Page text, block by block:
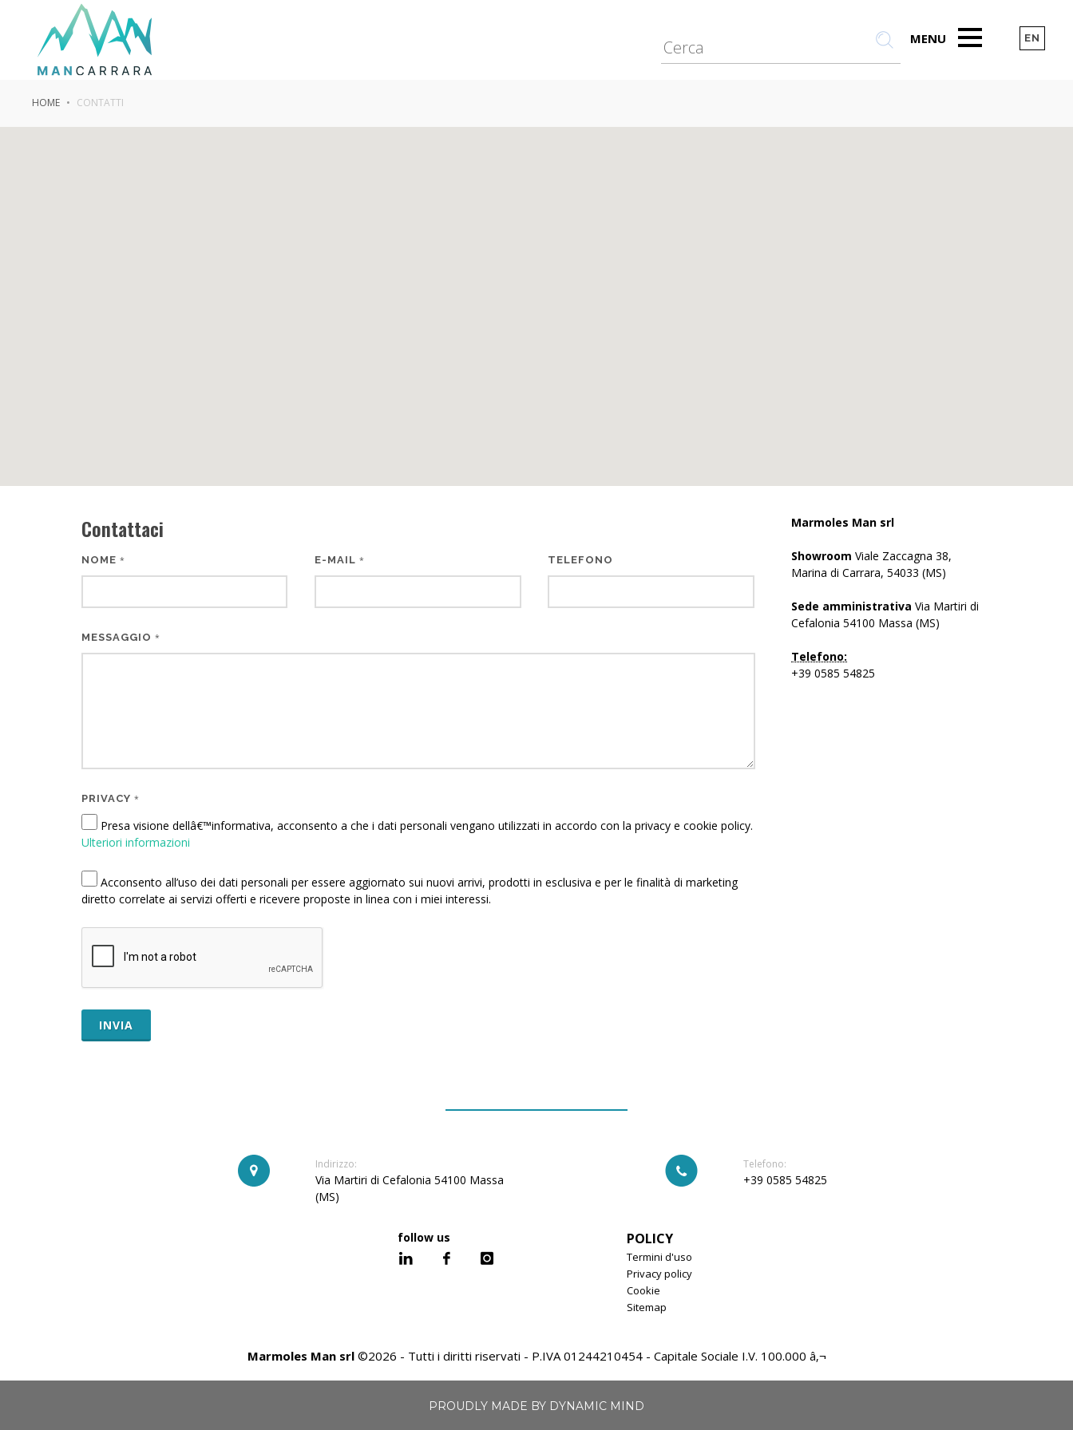
MENU EN
HOME CONTATTI
Contattaci
NOME * E-MAIL* TELEFONO
MESSAGGIO *
PRIVACY *
Presa visione dellâ€™informativa, acconsento a che i dati personali vengano utilizzati in accordo con la privacy e cookie policy.
Ulteriori informazioni
Acconsento all’uso dei dati personali per essere aggiornato sui nuovi arrivi, prodotti in esclusiva e per le finalità di marketing
diretto correlate ai servizi offerti e ricevere proposte in linea con i miei interessi.
INVIA
Marmoles Man srl
Showroom Viale Zaccagna 38,
Marina di Carrara, 54033 (MS)
Sede amministrativa Via Martiri di
Cefalonia 54100 Massa (MS)
Telefono:
+39 0585 54825
Indirizzo:
Via Martiri di Cefalonia 54100 Massa
(MS)
Telefono:
+39 0585 54825
follow us POLICY
Termini d'uso
Privacy policy
Cookie
Sitemap
Marmoles Man srl©2026 - Tutti i diritti riservati - P.IVA 01244210454 - Capitale Sociale I.V. 100.000 â‚¬
PROUDLY MADE BY DYNAMIC MIND